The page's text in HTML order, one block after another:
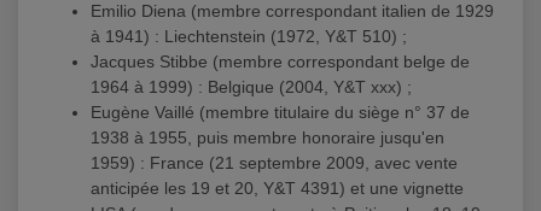
Emilio Diena (membre correspondant italien de 1929
à 1941) : Liechtenstein (1972, Y&T 510) ;
Jacques Stibbe (membre correspondant belge de
1964 à 1999) : Belgique (2004, Y&T xxx) ;
Eugène Vaillé (membre titulaire du siège n° 37 de
1938 à 1955, puis membre honoraire jusqu'en
1959) : France (21 septembre 2009, avec vente
anticipée les 19 et 20, Y&T 4391) et une vignette